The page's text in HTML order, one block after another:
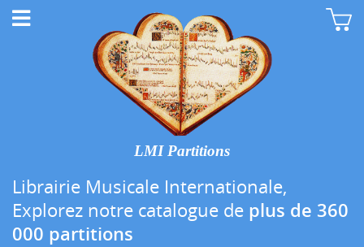
LMI Partitions
Librairie Musicale Internationale,
Explorez notre catalogue de plus de 360
000 partitions